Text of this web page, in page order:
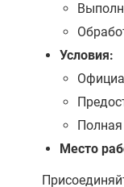
Условия:
Место